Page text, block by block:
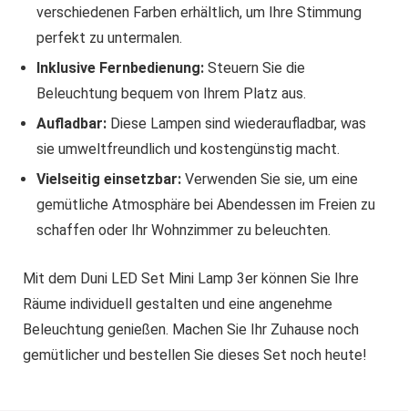
verschiedenen Farben erhältlich, um Ihre Stimmung
perfekt zu untermalen.
Inklusive Fernbedienung:Steuern Sie die
Beleuchtung bequem von Ihrem Platz aus.
Aufladbar:Diese Lampen sind wiederaufladbar, was
sie umweltfreundlich und kostengünstig macht.
Vielseitig einsetzbar:Verwenden Sie sie, um eine
gemütliche Atmosphäre bei Abendessen im Freien zu
schaffen oder Ihr Wohnzimmer zu beleuchten.
Mit dem Duni LED Set Mini Lamp 3er können Sie Ihre
Räume individuell gestalten und eine angenehme
Beleuchtung genießen. Machen Sie Ihr Zuhause noch
gemütlicher und bestellen Sie dieses Set noch heute!